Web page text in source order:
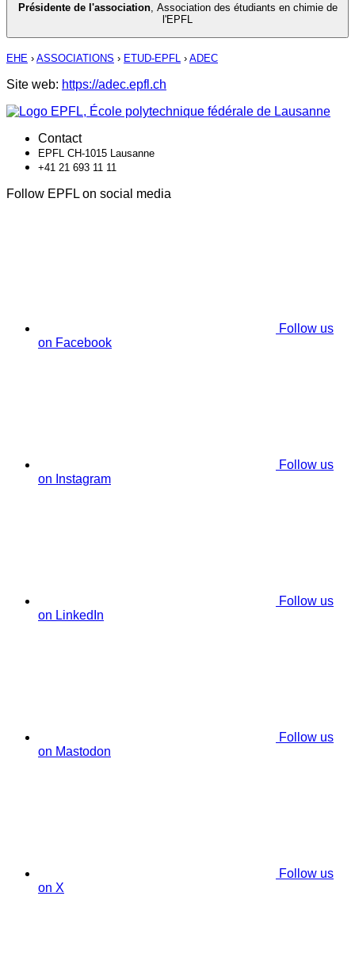
Présidente de l'association, Association des étudiants en chimie de
l'EPFL
EHE › ASSOCIATIONS › ETUD-EPFL › ADEC
Site web: https://adec.epfl.ch
Contact
EPFL CH-1015 Lausanne
+41 21 693 11 11
Follow EPFL on social media
Follow us
on Facebook
Follow us
on Instagram
Follow us
on LinkedIn
Follow us
on Mastodon
Follow us
on X